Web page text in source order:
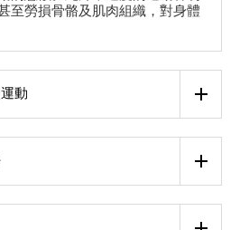
至勞損骨骼及肌肉組織，對身體
動